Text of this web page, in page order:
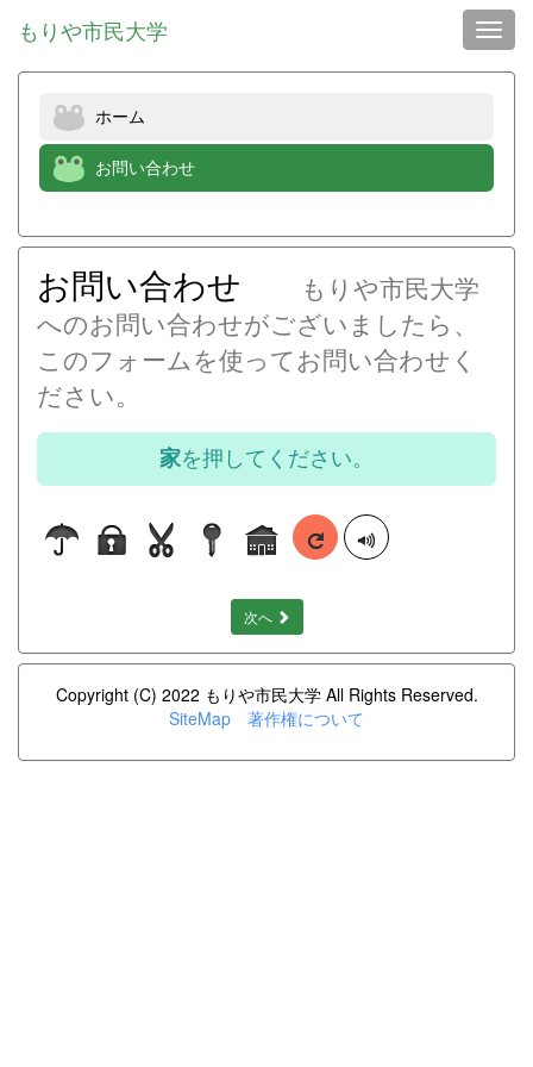
もりや市民大学
ホーム
お問い合わせ
お問い合わせ
もりや市民大学
へのお問い合わせがございましたら、
このフォームを使ってお問い合わせく
ださい。
家を押してください。
次へ
Copyright (C) 2022 もりや市民大学 All Rights Reserved.
SiteMap
著作権について